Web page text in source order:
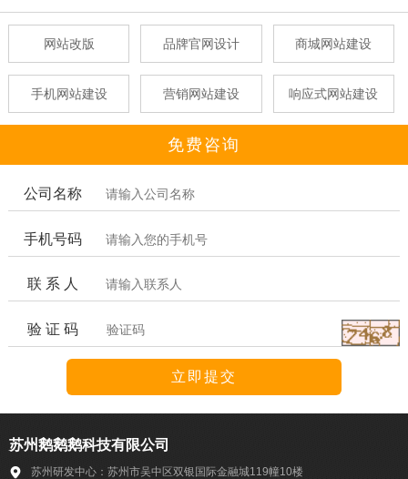
网站改版 品牌官网设计 商城网站建设
手机网站建设 营销网站建设 响应式网站建设
免费咨询
公司名称
手机号码
联 系 人
验 证 码
苏州鹅鹅鹅科技有限公司
苏州研发中心：苏州市吴中区双银国际金融城119幢10楼